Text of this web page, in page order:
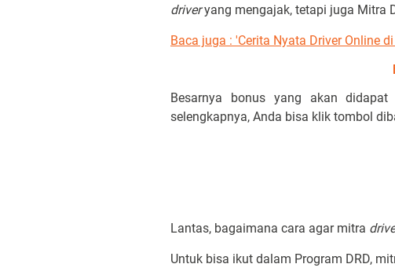
driveryang mengajak, tetapi juga Mitra
Baca juga : 'Cerita Nyata Driver Online
Besarnya bonus yang akan
selengkapnya, Anda bisa klik tombol
Lantas, bagaimana cara agar mitra
Untuk bisa ikut dalam Program DRD,